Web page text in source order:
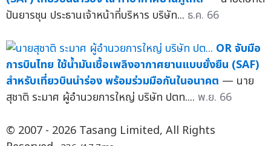
ปันยารชุน ประธานเจ้าหน้าที่บริหาร บริษัท... ธ.ค. 66
OR จับมือ
การบินไทย ใช้น้ำมันเชื้อเพลิงอากาศยานแบบยั่งยืน (SAF)
สำหรับเที่ยวบินนำร่อง พร้อมร่วมมือกันในอนาคต — นาย
สุชาติ ระมาศ ผู้อำนวยการใหญ่ บริษัท ปตท.... พ.ย. 66
© 2007 - 2026 Tasang Limited, All Rights